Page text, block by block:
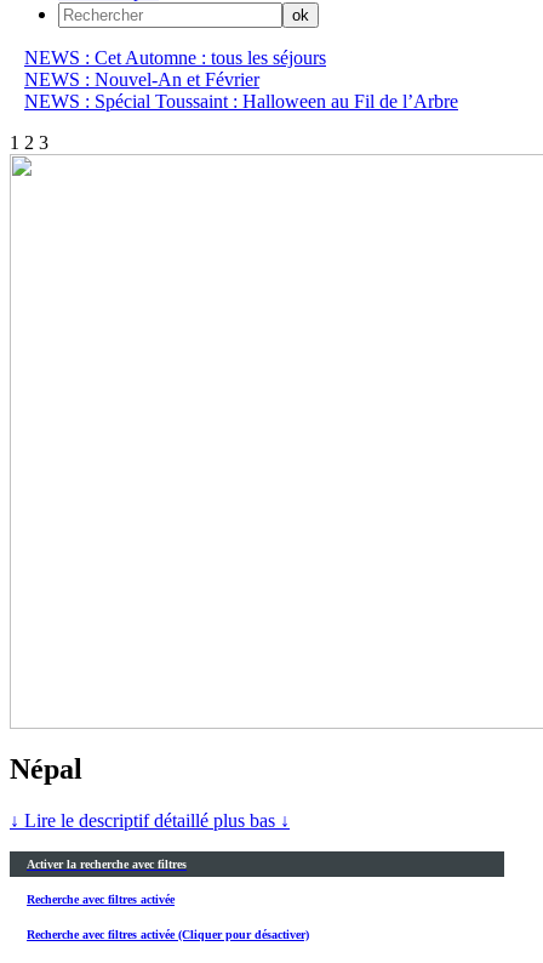
NEWS : Cet Automne : tous les séjours
NEWS : Nouvel-An et Février
NEWS : Spécial Toussaint : Halloween au Fil de l’Arbre
1 2 3
Népal
↓ Lire le descriptif détaillé plus bas ↓
Activer la recherche avec filtres
Recherche avec filtres activée
Recherche avec filtres activée (Cliquer pour désactiver)